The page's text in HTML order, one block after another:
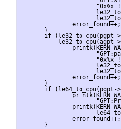
"0x%x
               error_found++;
       }
if (le32_to_cpu(pgpt-
le32_to_cpu(agpt-
"0x%x
               error_found++;
       }
if (le64_to_cpu(pgpt-
               error_found++;
       }